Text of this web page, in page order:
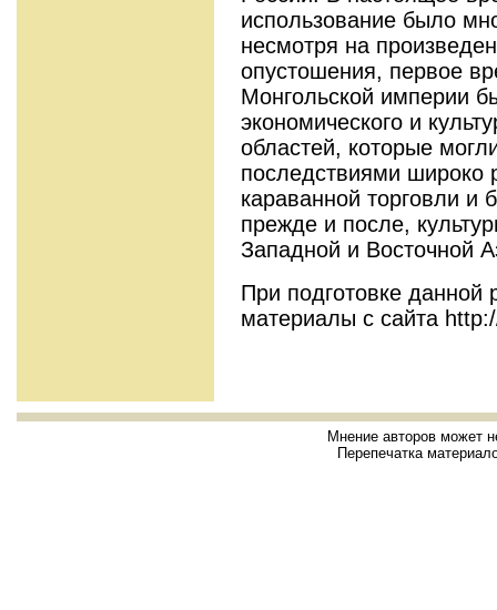
использование было
несмотря на
опустошения, первое
Монгольской империи
экономического и
областей, которые
последствиями широко
караванной торговли и
прежде и после,
Западной и Восточной
При подготовке
материалы с сайта
Мнение авторов может
Перепечатка